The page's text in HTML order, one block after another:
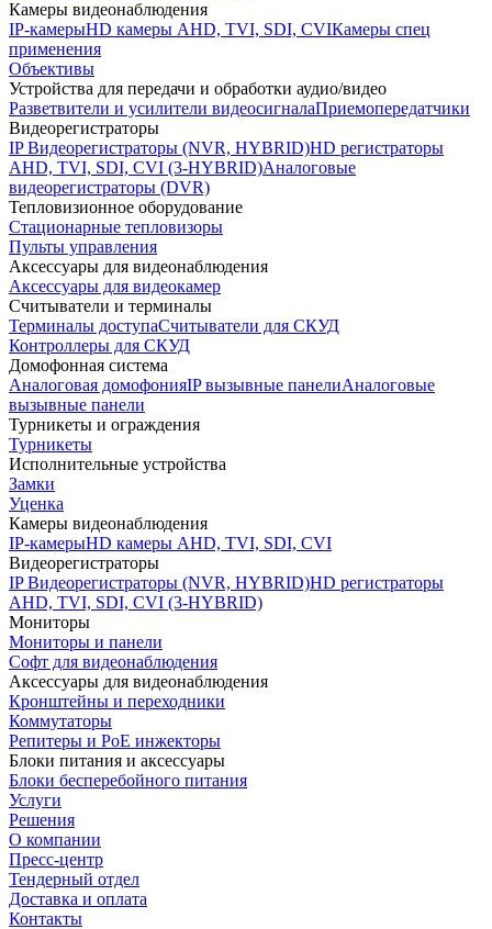
Камеры видеонаблюдения
IP-камерыHD камеры AHD, TVI, SDI, CVIКамеры спец
применения
Объективы
Устройства для передачи и обработки аудио/видео
Разветвители и усилители видеосигналаПриемопередатчики
Видеорегистраторы
IP Видеорегистраторы (NVR, HYBRID)HD регистраторы
AHD, TVI, SDI, CVI (3-HYBRID)Аналоговые
видеорегистраторы (DVR)
Тепловизионное оборудование
Стационарные тепловизоры
Пульты управления
Аксессуары для видеонаблюдения
Аксессуары для видеокамер
Считыватели и терминалы
Терминалы доступаСчитыватели для СКУД
Контроллеры для СКУД
Домофонная система
Аналоговая домофонияIP вызывные панелиАналоговые
вызывные панели
Турникеты и ограждения
Турникеты
Исполнительные устройства
Замки
Уценка
Камеры видеонаблюдения
IP-камерыHD камеры AHD, TVI, SDI, CVI
Видеорегистраторы
IP Видеорегистраторы (NVR, HYBRID)HD регистраторы
AHD, TVI, SDI, CVI (3-HYBRID)
Мониторы
Мониторы и панели
Софт для видеонаблюдения
Аксессуары для видеонаблюдения
Кронштейны и переходники
Коммутаторы
Репитеры и PoE инжекторы
Блоки питания и аксессуары
Блоки бесперебойного питания
Услуги
Решения
О компании
Пресс-центр
Тендерный отдел
Доставка и оплата
Контакты